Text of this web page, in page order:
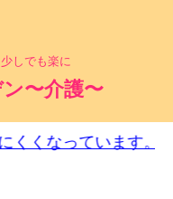
しでも楽に
〜介護〜
います。ご迷惑を